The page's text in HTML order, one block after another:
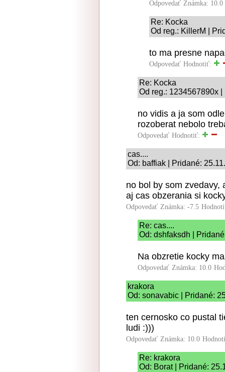
Odpovedať Známka: 10.0
Re: Kocka
Od reg.: KillerM |
to ma presne
Odpovedať Hodnotiť:
Re: Kocka
Od reg.: 1234567890x
no vidis a ja som
rozoberat nebolo
Odpovedať Hodnotiť:
cas....
Od: baffiak | Pridané:
no bol by som zvedavy,
aj cas obzerania si
Odpovedať Známka: -7.5
Re: cas....
Od: dshfaksdh |
Na obzretie kocky
Odpovedať Známka: 10.0
krakora
Od: sonavabic | Pridané:
ten cernosko co pustal
ludi :)))
Odpovedať Známka: 10.0
Re: krakora
Od: Borat | Pridané: